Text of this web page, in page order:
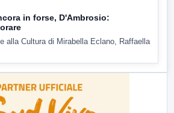
in forse, D'Ambrosio:
alla Cultura di Mirabella Eclano, Raffaella